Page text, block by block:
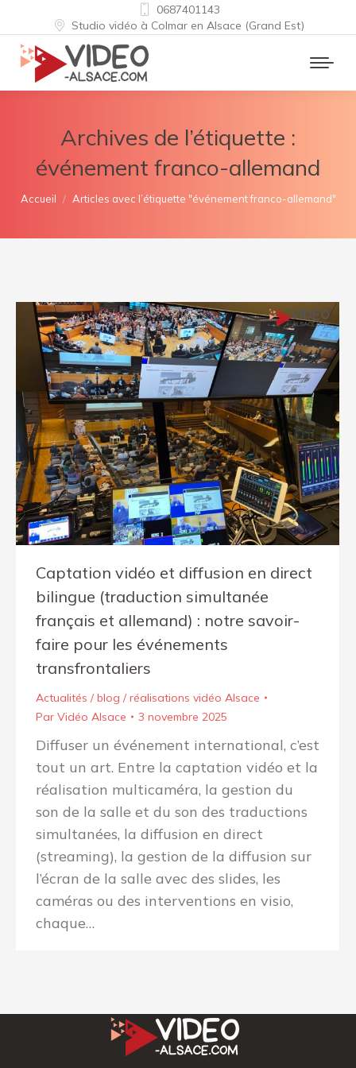
0687401143
Studio vidéo à Colmar en Alsace (Grand Est)
Archives de l’étiquette :
événement franco-allemand
Vous êtes ici :
Accueil Articles avec l’étiquette "événement franco-allemand"
Captation vidéo et diffusion en direct
bilingue (traduction simultanée
français et allemand) : notre savoir-
faire pour les événements
transfrontaliers
Actualités / blog / réalisations vidéo Alsace
Par Vidéo Alsace 3 novembre 2025
Diffuser un événement international, c’est
tout un art. Entre la captation vidéo et la
réalisation multicaméra, la gestion du
son de la salle et du son des traductions
simultanées, la diffusion en direct
(streaming), la gestion de la diffusion sur
l’écran de la salle avec des slides, les
caméras ou des interventions en visio,
chaque…